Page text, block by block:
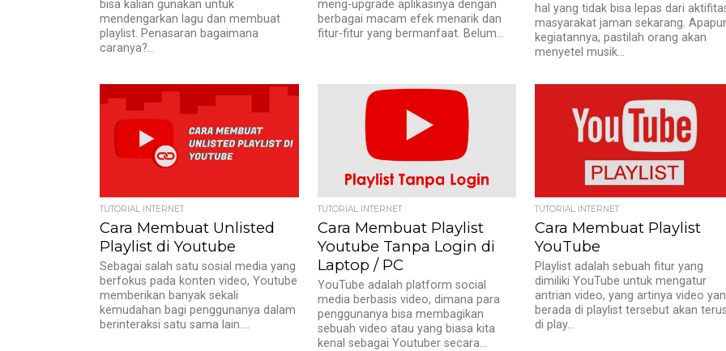
bisa kalian gunakan untuk
mendengarkan lagu dan membuat
playlist. Penasaran bagaimana
caranya?...
meng-upgrade aplikasinya dengan
berbagai macam efek menarik dan
fitur-fitur yang bermanfaat. Belum...
hal yang tidak bisa lepas dari
masyarakat jaman sekarang.
kegiatannya, pastilah orang akan
menyetel musik...
TUTORIAL INTERNET
Cara Membuat Unlisted
Playlist di Youtube
Sebagai salah satu sosial media yang
berfokus pada konten video, Youtube
memberikan banyak sekali
kemudahan bagi penggunanya dalam
berinteraksi satu sama lain....
TUTORIAL INTERNET
Cara Membuat Playlist
Youtube Tanpa Login di
Laptop / PC
YouTube adalah platform social
media berbasis video, dimana para
penggunanya bisa membagikan
sebuah video atau yang biasa kita
kenal sebagai Youtuber secara...
TUTORIAL INTERNET
Cara Membuat Playlist
YouTube
Playlist adalah sebuah fitur yang
dimiliki YouTube untuk mengatur
antrian video, yang artinya video
berada di playlist tersebut akan terus
di play...